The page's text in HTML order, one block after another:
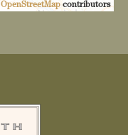
OpenStreetMap contributors